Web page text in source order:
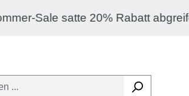
Rabatt abgreifen auf jeden